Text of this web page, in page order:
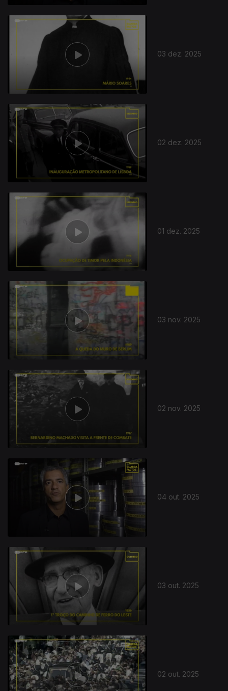
03 dez. 2025
02 dez. 2025
01 dez. 2025
03 nov. 2025
02 nov. 2025
04 out. 2025
879452
03 out. 2025
02 out. 2025